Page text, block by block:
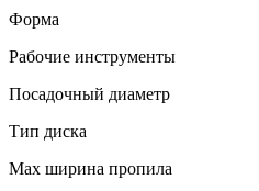
Форма
Рабочие инструменты
Посадочный диаметр
Тип диска
Max ширина пропила